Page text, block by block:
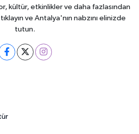
kültür, etkinlikler ve daha fazlasından
ve Antalya'nın nabzını elinizde
tutun.